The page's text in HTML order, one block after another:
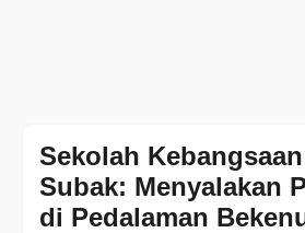
Sekolah
Subak: Menyalakan
di Pedalaman